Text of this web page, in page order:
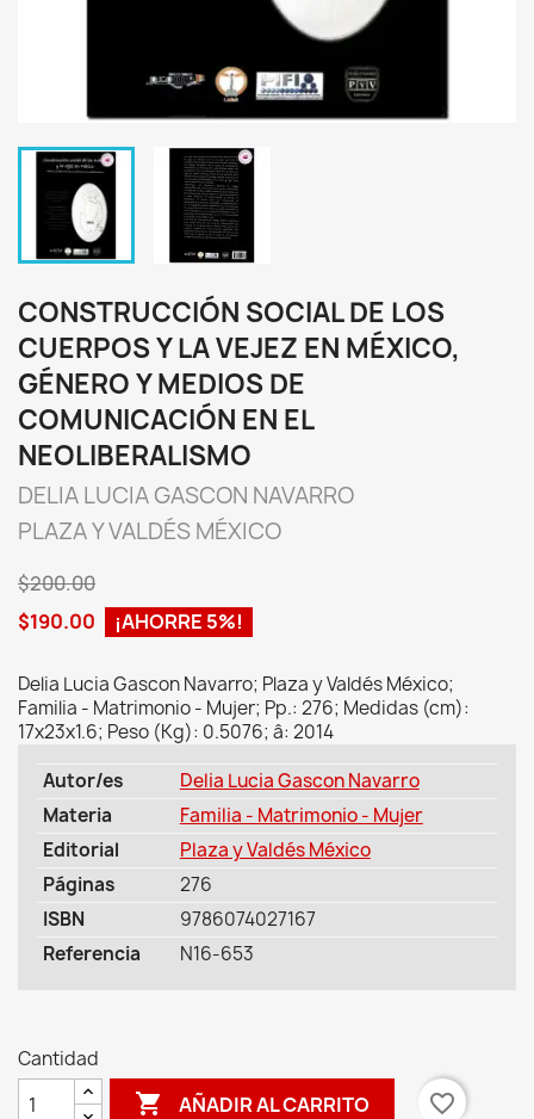
CONSTRUCCIÓN SOCIAL DE LOS
CUERPOS Y LA VEJEZ EN MÉXICO,
GÉNERO Y MEDIOS DE
COMUNICACIÓN EN EL
NEOLIBERALISMO
DELIA LUCIA GASCON NAVARRO
PLAZA Y VALDÉS MÉXICO
$200.00
$190.00
¡AHORRE 5%!
Delia Lucia Gascon Navarro; Plaza y Valdés México;
Familia - Matrimonio - Mujer; Pp.: 276; Medidas (cm):
17x23x1.6; Peso (Kg): 0.5076; â: 2014
Autor/es
Delia Lucia Gascon Navarro
Materia
Familia - Matrimonio - Mujer
Editorial
Plaza y Valdés México
Páginas
276
ISBN
9786074027167
Referencia
N16-653
Cantidad
 AÑADIR AL CARRITO favorite_border